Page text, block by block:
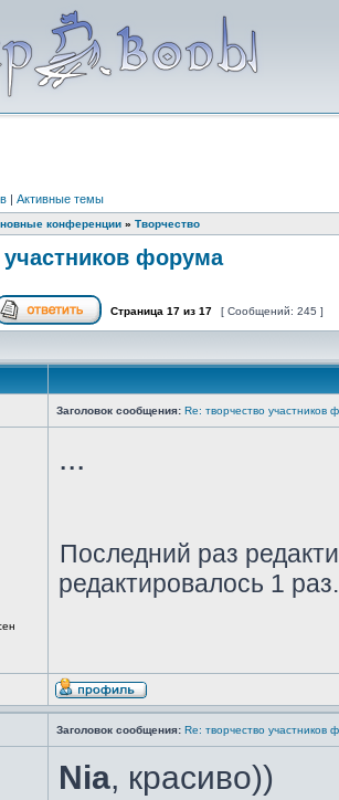
| Активные темы
конференции » Творчество
участников форума
Страница 17 из 17 [ Сообщений: 245 ]
Заголовок сообщения: Re: творчество участников
...
Последний раз
редактировалось 1 раз.
Заголовок сообщения: Re: творчество участников
Nia, красиво))